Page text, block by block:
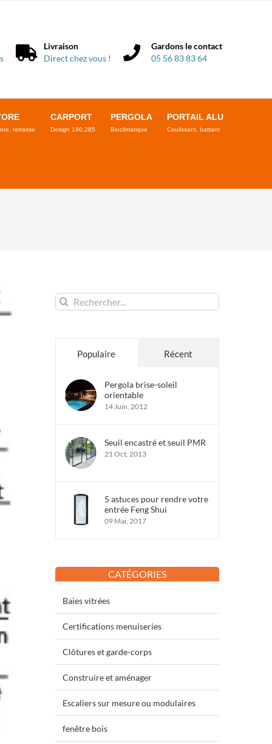
Livraison
Direct chez vous !
Gardons le contact
05 56 83 83 64
terrasse
CARPORT
Design 190,285
PERGOLA
Bioclimatique
PORTAIL ALU
Coulissant, battant
Rechercher:
Populaire Récent
Pergola brise-soleil
orientable
14 Juin, 2012
Seuil encastré et seuil PMR
21 Oct, 2013
5 astuces pour rendre votre
entrée Feng Shui
09 Mai, 2017
CATÉGORIES
Baies vitrées
Certifications menuiseries
Clôtures et garde-corps
Construire et aménager
Escaliers sur mesure ou modulaires
fenêtre bois